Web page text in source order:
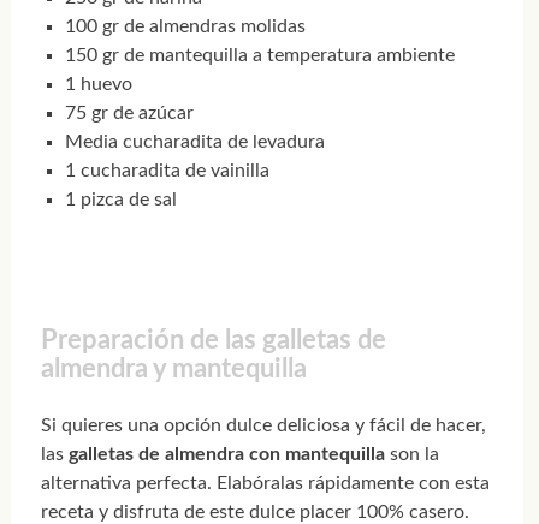
100 gr de almendras molidas
150 gr de mantequilla a temperatura ambiente
1 huevo
75 gr de azúcar
Media cucharadita de levadura
1 cucharadita de vainilla
1 pizca de sal
Preparación de las galletas de
almendra y mantequilla
Si quieres una opción dulce deliciosa y fácil de hacer,
las galletas de almendra con mantequillason la
alternativa perfecta. Elabóralas rápidamente con esta
receta y disfruta de este dulce placer 100% casero.